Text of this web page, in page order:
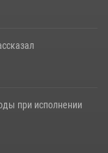
при исполнении